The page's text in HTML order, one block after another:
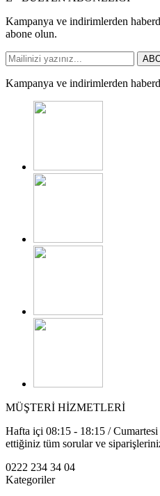
Kampanya ve indirimlerden
abone olun.
Kampanya ve indirimlerden
MÜŞTERİ HİZMETLERİ
Hafta içi 08:15 - 18:15 / Cumartesi
ettiğiniz tüm sorular ve
0222 234 34 04
Kategoriler